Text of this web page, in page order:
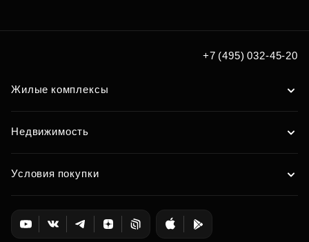
+7 (495) 032-45-20
Жилые комплексы
Недвижимость
Условия покупки